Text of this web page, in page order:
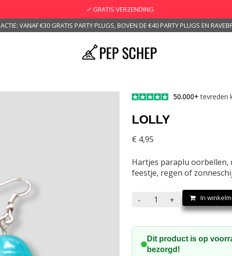
✓GRATIS VERZENDING
ACTIE: VANAF €30 GRATIS PARTY PLUGS, BOVEN DE €40 PARTY PLUGS EN
50.000+tevreden
LOLLY
€ 4,95
Hartjes paraplu oorbellen,
feestje, regen of
- + In
Dit product is op
bezorgd!